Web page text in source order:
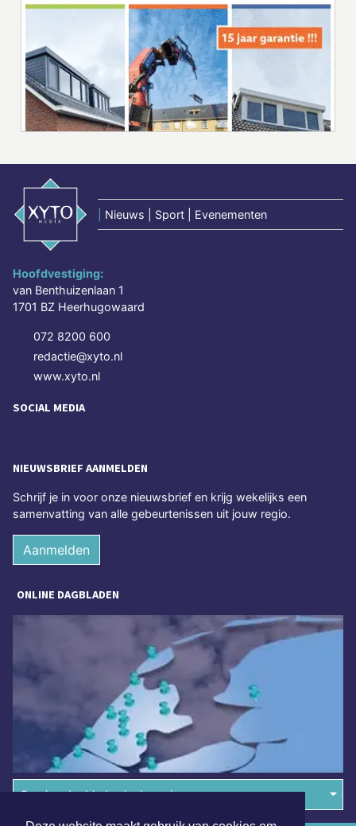
Nieuws | Sport | Evenementen
Hoofdvestiging:
van Benthuizenlaan 1
1701 BZ Heerhugowaard
072 8200 600
redactie@xyto.nl
www.xyto.nl
SOCIAL MEDIA
NIEUWSBRIEF AANMELDEN
Schrijf je in voor onze nieuwsbrief en krijg wekelijks een
samenvatting van alle gebeurtenissen uit jouw regio.
Aanmelden
ONLINE DAGBLADEN
Overige dagbladen in de regio